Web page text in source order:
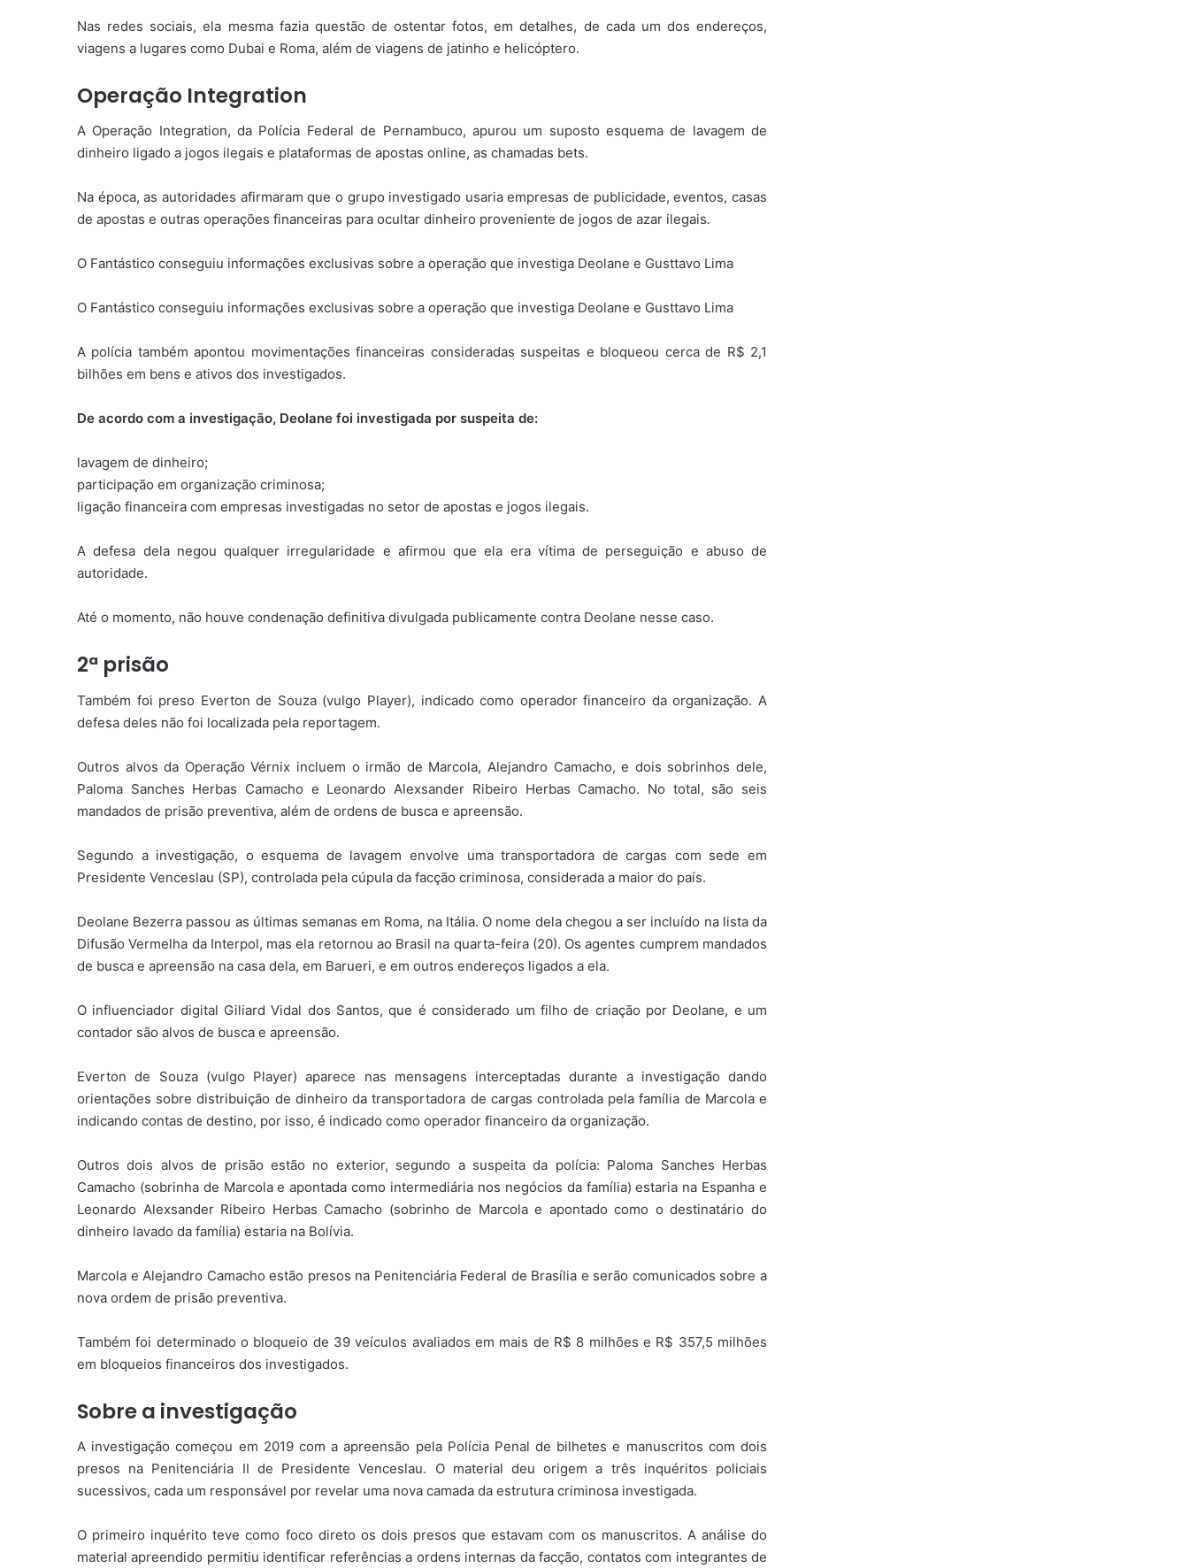
Nas redes sociais, ela mesma fazia questão de ostentar fotos, em detalhes, de cada um dos endereços,
viagens a lugares como Dubai e Roma, além de viagens de jatinho e helicóptero.
Operação Integration
A Operação Integration, da Polícia Federal de Pernambuco, apurou um suposto esquema de lavagem de
dinheiro ligado a jogos ilegais e plataformas de apostas online, as chamadas bets.
Na época, as autoridades afirmaram que o grupo investigado usaria empresas de publicidade, eventos, casas
de apostas e outras operações financeiras para ocultar dinheiro proveniente de jogos de azar ilegais.
O Fantástico conseguiu informações exclusivas sobre a operação que investiga Deolane e Gusttavo Lima
O Fantástico conseguiu informações exclusivas sobre a operação que investiga Deolane e Gusttavo Lima
A polícia também apontou movimentações financeiras consideradas suspeitas e bloqueou cerca de R$ 2,1
bilhões em bens e ativos dos investigados.
De acordo com a investigação, Deolane foi investigada por suspeita de:
lavagem de dinheiro;
participação em organização criminosa;
ligação financeira com empresas investigadas no setor de apostas e jogos ilegais.
A defesa dela negou qualquer irregularidade e afirmou que ela era vítima de perseguição e abuso de
autoridade.
Até o momento, não houve condenação definitiva divulgada publicamente contra Deolane nesse caso.
2ª prisão
Também foi preso Everton de Souza (vulgo Player), indicado como operador financeiro da organização. A
defesa deles não foi localizada pela reportagem.
Outros alvos da Operação Vérnix incluem o irmão de Marcola, Alejandro Camacho, e dois sobrinhos dele,
Paloma Sanches Herbas Camacho e Leonardo Alexsander Ribeiro Herbas Camacho. No total, são seis
mandados de prisão preventiva, além de ordens de busca e apreensão.
Segundo a investigação, o esquema de lavagem envolve uma transportadora de cargas com sede em
Presidente Venceslau (SP), controlada pela cúpula da facção criminosa, considerada a maior do país.
Deolane Bezerra passou as últimas semanas em Roma, na Itália. O nome dela chegou a ser incluído na lista da
Difusão Vermelha da Interpol, mas ela retornou ao Brasil na quarta-feira (20). Os agentes cumprem mandados
de busca e apreensão na casa dela, em Barueri, e em outros endereços ligados a ela.
O influenciador digital Giliard Vidal dos Santos, que é considerado um filho de criação por Deolane, e um
contador são alvos de busca e apreensão.
Everton de Souza (vulgo Player) aparece nas mensagens interceptadas durante a investigação dando
orientações sobre distribuição de dinheiro da transportadora de cargas controlada pela família de Marcola e
indicando contas de destino, por isso, é indicado como operador financeiro da organização.
Outros dois alvos de prisão estão no exterior, segundo a suspeita da polícia: Paloma Sanches Herbas
Camacho (sobrinha de Marcola e apontada como intermediária nos negócios da família) estaria na Espanha e
Leonardo Alexsander Ribeiro Herbas Camacho (sobrinho de Marcola e apontado como o destinatário do
dinheiro lavado da família) estaria na Bolívia.
Marcola e Alejandro Camacho estão presos na Penitenciária Federal de Brasília e serão comunicados sobre a
nova ordem de prisão preventiva.
Também foi determinado o bloqueio de 39 veículos avaliados em mais de R$ 8 milhões e R$ 357,5 milhões
em bloqueios financeiros dos investigados.
Sobre a investigação
A investigação começou em 2019 com a apreensão pela Polícia Penal de bilhetes e manuscritos com dois
presos na Penitenciária II de Presidente Venceslau. O material deu origem a três inquéritos policiais
sucessivos, cada um responsável por revelar uma nova camada da estrutura criminosa investigada.
O primeiro inquérito teve como foco direto os dois presos que estavam com os manuscritos. A análise do
material apreendido permitiu identificar referências a ordens internas da facção, contatos com integrantes de